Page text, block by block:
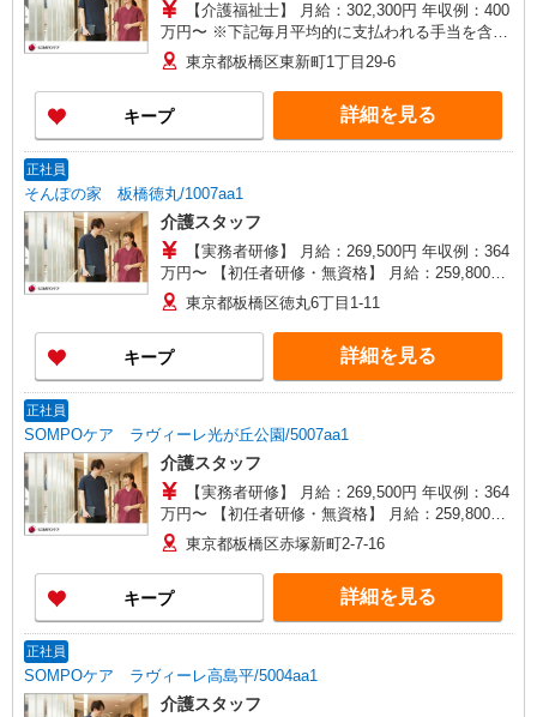
【介護福祉士】 月給：302,300円 年収例：400
万円〜 ※下記毎月平均的に支払われる手当を含み
ます。 ・職務手当 ・特別職務手当 ・特別地域手
当 ・（東京都）居住支援特別手当 ・働きがい向上
手当 ・特別夜勤手当 ・日祝手当（月平均2回分）
・夜勤手当（月平均5回分） ※居住支援特別手当
は勤続5年目までの方はさらに1万円支給（再入社
業時は別途時間外手当支給（超過1分〜）
東京都板橋区東新町1丁目29-6
キープ 詳細を見る
正社員
そんぽの家 板橋徳丸/1007aa1
介護スタッフ
【実務者研修】 月給：269,500円 年収例：364
万円〜 【初任者研修・無資格】 月給：259,800円
年収例：351万円〜 ※職務手当、（東京都）居住
支援特別手当、日祝手当（月平均2回分）、夜勤手
当（月平均5回分）等、毎月平均的に支払われる手
当を含みます。 ※居住支援特別手当は勤続5年目
までの方はさらに1万円支給（再入社は除く） ◎
間外手当支給（超過1分〜）
東京都板橋区徳丸6丁目1-11
キープ 詳細を見る
正社員
SOMPOケア ラヴィーレ光が丘公園/5007aa1
介護スタッフ
【実務者研修】 月給：269,500円 年収例：364
万円〜 【初任者研修・無資格】 月給：259,800円
年収例：351万円〜 ※職務手当、（東京都）居住
支援特別手当、日祝手当（月平均2回分）、夜勤手
当（月平均5回分）等、毎月平均的に支払われる手
当を含みます。 ※居住支援特別手当は勤続5年目
までの方はさらに1万円支給（再入社は除く） ◎
間外手当支給（超過1分〜）
東京都板橋区赤塚新町2-7-16
キープ 詳細を見る
正社員
SOMPOケア ラヴィーレ高島平/5004aa1
介護スタッフ